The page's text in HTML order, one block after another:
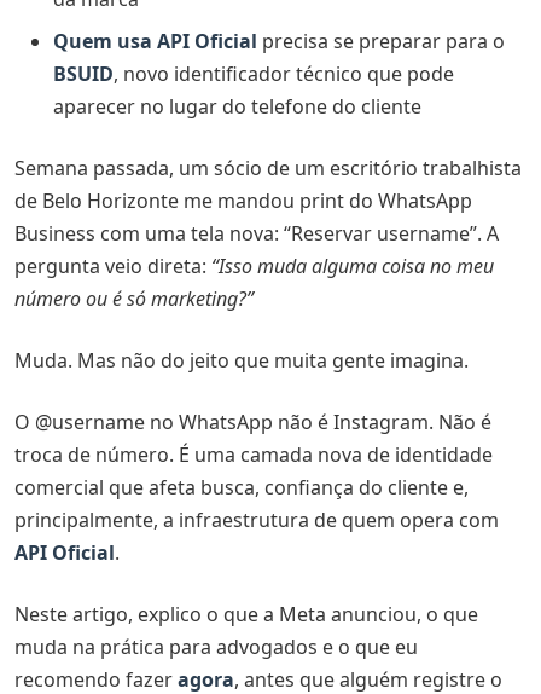
Deseja compartilhar o histórico de conversas?
Sua conta está restringida no momento
O que você pode fazer
Esta conta não pode maisusar o WhatsApp
Esta conta não pode maisusar o WhatsApp
Passo 3: ajuste a privacidade
Passo 4 (alternativo): WhatsApp Manager no
computador
Como reservar o @username do seu escritório
Antes de reservar: organize seus ativos Meta
BSUID: a mudança técnica que advogados ignoram (e
não deveriam)
Quando o telefone ainda aparece
O que auditar no seu escritório
Quem usa API Oficial precisa se preparar para o
BSUID, novo identificador técnico que pode
aparecer no lugar do telefone do cliente
Semana passada, um sócio de um escritório trabalhista
de Belo Horizonte me mandou print do WhatsApp
Business com uma tela nova: “Reservar username”. A
pergunta veio direta: “Isso muda alguma coisa no meu
número ou é só marketing?”
Muda. Mas não do jeito que muita gente imagina.
O @username no WhatsApp não é Instagram. Não é
troca de número. É uma camada nova de identidade
comercial que afeta busca, confiança do cliente e,
principalmente, a infraestrutura de quem opera com
API Oficial.
Neste artigo, explico o que a Meta anunciou, o que
muda na prática para advogados e o que eu
recomendo fazeragora, antes que alguém registre o